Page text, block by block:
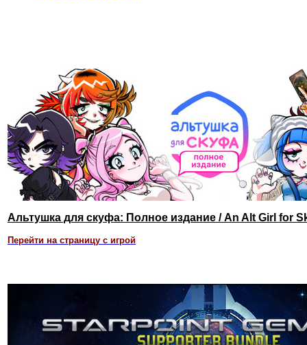
Альтушка для скуфа: Полное издание / An Alt Girl for
Перейти на страницу с игрой